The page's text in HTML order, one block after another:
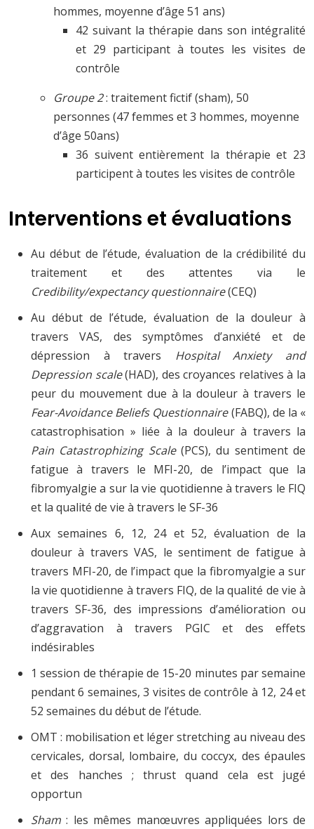
hommes, moyenne d’âge 51 ans)
42 suivant la thérapie dans son intégralité
et 29 participant à toutes les visites de
contrôle
Groupe 2: traitement fictif (sham), 50
personnes (47 femmes et 3 hommes, moyenne
d’âge 50ans)
36 suivent entièrement la thérapie et 23
participent à toutes les visites de contrôle
Interventions et évaluations
Au début de l’étude, évaluation de la crédibilité du
traitement et des attentes via le
Credibility/expectancy questionnaire(CEQ)
Au début de l’étude, évaluation de la douleur à
travers VAS, des symptômes d’anxiété et de
dépression à travers Hospital Anxiety and
Depression scale(HAD), des croyances relatives à la
peur du mouvement due à la douleur à travers le
Fear-Avoidance Beliefs Questionnaire(FABQ), de la «
catastrophisation » liée à la douleur à travers la
Pain Catastrophizing Scale(PCS), du sentiment de
fatigue à travers le MFI-20, de l’impact que la
fibromyalgie a sur la vie quotidienne à travers le FIQ
et la qualité de vie à travers le SF-36
Aux semaines 6, 12, 24 et 52, évaluation de la
douleur à travers VAS, le sentiment de fatigue à
travers MFI-20, de l’impact que la fibromyalgie a sur
la vie quotidienne à travers FIQ, de la qualité de vie à
travers SF-36, des impressions d’amélioration ou
d’aggravation à travers PGIC et des effets
indésirables
1 session de thérapie de 15-20 minutes par semaine
pendant 6 semaines, 3 visites de contrôle à 12, 24 et
52 semaines du début de l’étude.
OMT : mobilisation et léger stretching au niveau des
cervicales, dorsal, lombaire, du coccyx, des épaules
et des hanches ; thrust quand cela est jugé
opportun
Sham : les mêmes manœuvres appliquées lors de